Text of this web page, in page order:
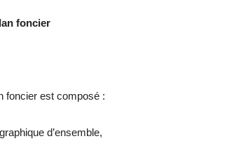
plan foncier
foncier est composé :
d’ensemble,